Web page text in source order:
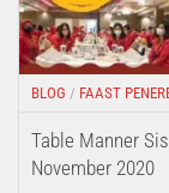
BLOG / FAAST
Table Manner
November 2020